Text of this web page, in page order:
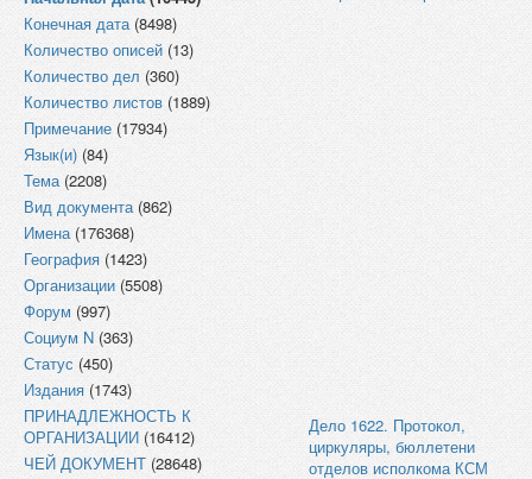
Конечная дата(8498)
Количество описей (13)
Количество дел (360)
Количество листов (1889)
Примечание (17934)
Язык(и) (84)
Тема(2208)
Вид документа(862)
Имена(176368)
География (1423)
Организации (5508)
Форум (997)
Социум N (363)
Статус (450)
Издания (1743)
ПРИНАДЛЕЖНОСТЬ К
ОРГАНИЗАЦИИ (16412)
ЧЕЙ ДОКУМЕНТ (28648)
Дело 1622. Протокол,
циркуляры, бюллетени
отделов исполкома КСМ